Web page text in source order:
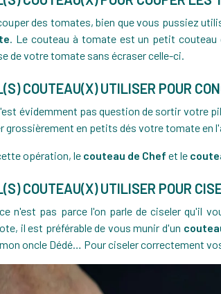
des tomates, bien que vous pussiez
. Le couteau à tomate est un petit
de votre tomate sans écraser celle-ci.
COUTEAU(X) UTILISER POUR
évidemment pas question de sortir votre
grossièrement en petits dés votre tomate en
opération, le couteau de Chef et le
COUTEAU(X) UTILISER POUR
n'est pas parce l'on parle de ciseler qu'il
il est préférable de vous munir d'un
oncle Dédé… Pour ciseler correctement